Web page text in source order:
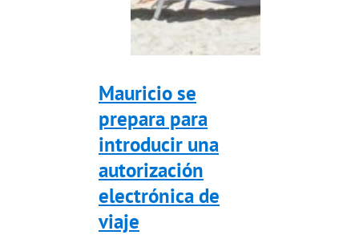
Mauricio se
prepara para
introducir una
autorización
electrónica de
viaje